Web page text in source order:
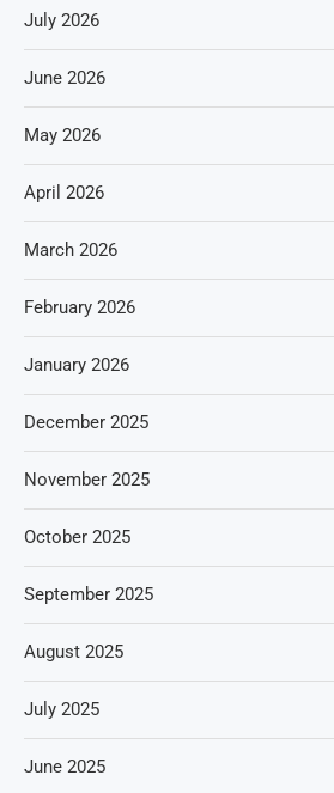
July 2026
June 2026
May 2026
April 2026
March 2026
February 2026
January 2026
December 2025
November 2025
October 2025
September 2025
August 2025
July 2025
June 2025